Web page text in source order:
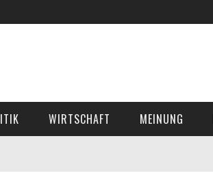
WIRTSCHAFT MEINUNG